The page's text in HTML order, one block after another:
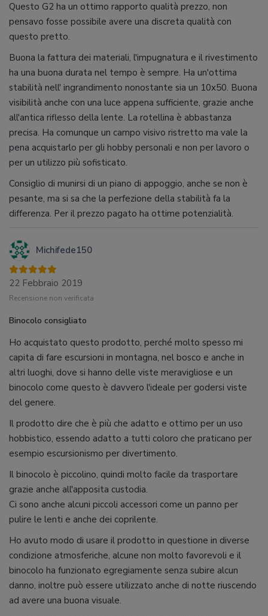
Questo G2 ha un ottimo rapporto qualità prezzo, non
pensavo fosse possibile avere una discreta qualità con
questo pretto.
Buona la fattura dei materiali, l'impugnatura e il rivestimento
ha una buona durata nel tempo è sempre. Ha un'ottima
stabilità nell' ingrandimento nonostante sia un 10x50. Buona
visibilità anche con una luce appena sufficiente, grazie anche
all'antica riflesso della lente. La rotellina è abbastanza
precisa. Ha comunque un campo visivo ristretto ma vale la
pena acquistarlo per gli hobby personali e non per lavoro o
per un utilizzo più sofisticato.
Consiglio di munirsi di un piano di appoggio, anche se non è
pesante, ma si sa che la perfezione della stabilità fa la
differenza. Per il prezzo pagato ha ottime potenzialità.
Michifede150
22 Febbraio 2019
Recensione non verificata
Binocolo consigliato
Ho acquistato questo prodotto, perché molto spesso mi
capita di fare escursioni in montagna, nel bosco e anche in
altri luoghi, dove si hanno delle viste meravigliose e un
binocolo come questo è davvero l'ideale per godersi viste
del genere.
Il prodotto dire che è più che adatto e ottimo per un uso
hobbistico, essendo adatto a tutti coloro che praticano per
esempio escursionismo per divertimento.
Il binocolo è piccolino, quindi molto facile da trasportare
grazie anche all'apposita custodia.
Ci sono anche alcuni piccoli accessori come un panno per
pulire le lenti e anche dei coprilente.
Ho avuto modo di usare il prodotto in questione in diverse
condizione atmosferiche, alcune non molto favorevoli e il
binocolo ha funzionato egregiamente senza subire alcun
danno, inoltre può essere utilizzato anche di notte riuscendo
ad avere una buona visuale.